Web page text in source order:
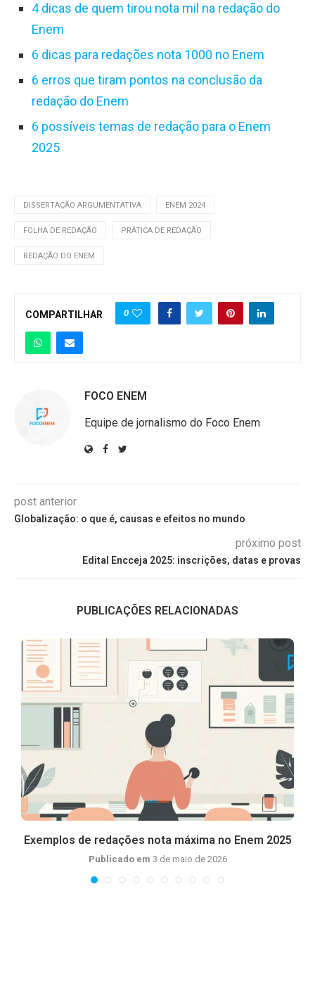
4 dicas de quem tirou nota mil na redação do
Enem
6 dicas para redações nota 1000 no Enem
6 erros que tiram pontos na conclusão da
redação do Enem
6 possíveis temas de redação para o Enem
2025
DISSERTAÇÃO ARGUMENTATIVA ENEM 2024
FOLHA DE REDAÇÃO PRÁTICA DE REDAÇÃO
REDAÇÃO DO ENEM
COMPARTILHAR 0
FOCO ENEM
Equipe de jornalismo do Foco Enem
post anterior
Globalização: o que é, causas e efeitos no mundo
próximo post
Edital Encceja 2025: inscrições, datas e provas
PUBLICAÇÕES RELACIONADAS
Exemplos de redações nota máxima no Enem 2025
Publicado em 3 de maio de 2026